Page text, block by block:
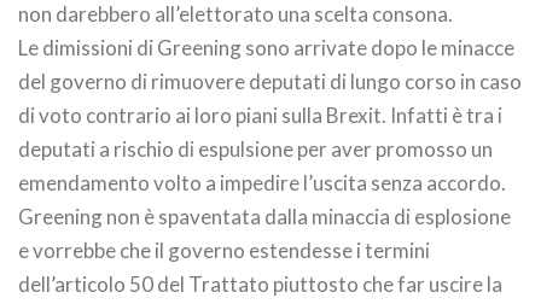
non darebbero all’elettorato una scelta consona.
Le dimissioni di Greening sono arrivate dopo le minacce
del governo di rimuovere deputati di lungo corso in caso
di voto contrario ai loro piani sulla Brexit. Infatti è tra i
deputati a rischio di espulsione per aver promosso un
emendamento volto a impedire l’uscita senza accordo.
Greening non è spaventata dalla minaccia di esplosione
e vorrebbe che il governo estendesse i termini
dell’articolo 50 del Trattato piuttosto che far uscire la